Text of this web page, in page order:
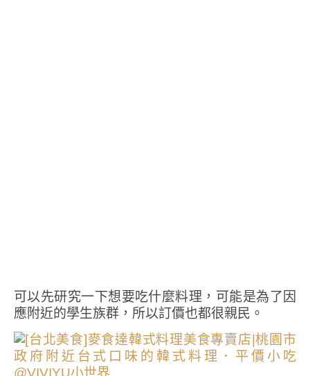
可以先研究一下想要吃什麼料理，可能是為了因
應附近的學生族群，所以訂價也都很親民。